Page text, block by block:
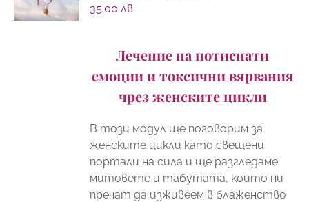
35.00лв.
Лечение на потиснати
емоции и токсични вярвания
чрез женските цикли
В този модул ще поговорим за
женските цикли като свещени
портали на сила и ще разгледаме
митовете и табутата, които ни
пречат да изживеем в блаженство